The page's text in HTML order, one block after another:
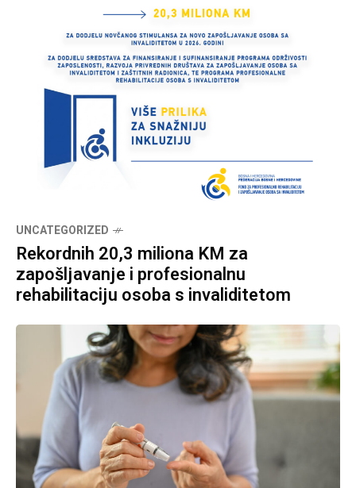
UNCATEGORIZED
Rekordnih 20,3 miliona KM za
zapošljavanje i profesionalnu
rehabilitaciju osoba s invaliditetom